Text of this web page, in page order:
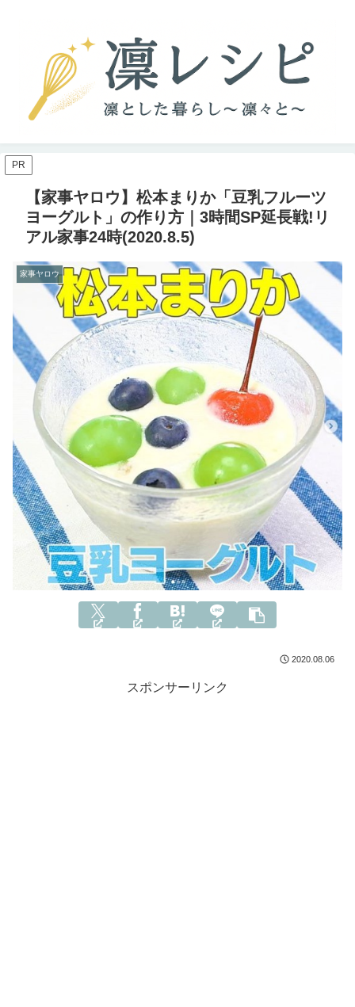
PR
【家事ヤロウ】松本まりか「豆乳フルーツ
ヨーグルト」の作り方｜3時間SP延長戦!リ
アル家事24時(2020.8.5)
家事ヤロウ
2020.08.06
スポンサーリンク